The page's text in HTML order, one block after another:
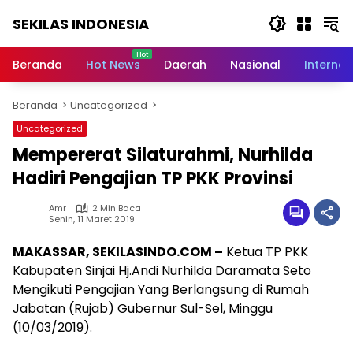
SEKILAS INDONESIA
Terkini,
Latest
World,
Headlines,
News
Today
Beranda Hot News Daerah Nasional
Beranda Uncategorized
Uncategorized
Mempererat Silaturahmi, Nurhilda
Hadiri Pengajian TP PKK Provinsi
Amr
2 Min Baca
Senin, 11 Maret 2019
MAKASSAR, SEKILASINDO.COM – Ketua TP PKK
Kabupaten Sinjai Hj.Andi Nurhilda Daramata Seto
Mengikuti Pengajian Yang Berlangsung di Rumah
Jabatan (Rujab) Gubernur Sul-Sel, Minggu
(10/03/2019).